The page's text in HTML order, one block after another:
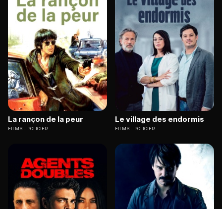
La rançon de la peur
FILMS POLICIER
Le village des endormis
FILMS POLICIER